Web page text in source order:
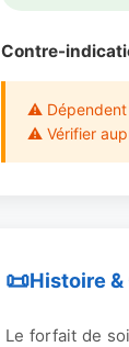
Contre-
⚠ Dépendent
⚠ Vérifier
Histoire
Le forfait de